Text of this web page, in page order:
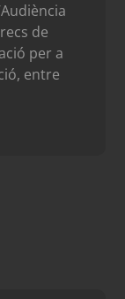
de
per a
entre